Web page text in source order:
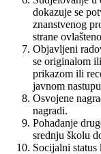
dokazuje se
znanstvenog
strane
Objavljeni
se originalom
prikazom ili
javnom
Osvojene
nagradi.
Pohađanje
srednju školu
Socijalni status